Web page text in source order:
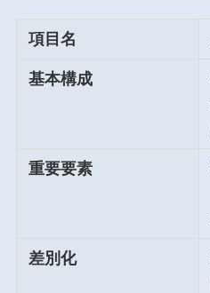
項目名
基本構成
重要要素
差別化